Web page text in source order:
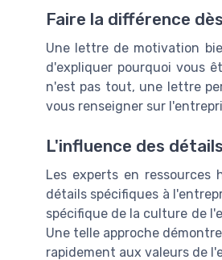
Faire la différence
Une lettre de motivation
d'expliquer pourquoi vous
n'est pas tout, une lettre
vous renseigner sur
L'influence des
Les experts en ressources
détails spécifiques à
spécifique de la culture de
Une telle approche
rapidement aux valeurs de